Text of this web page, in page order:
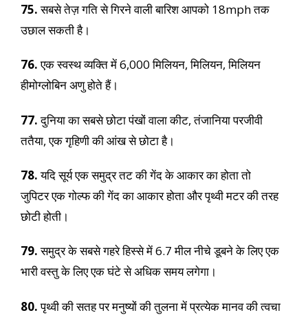
75.सबसे तेज़ गति से गिरने वाली बारिश आपको 18mph तक
उछाल सकती है।
76.एक स्वस्थ व्यक्ति में 6,000 मिलियन, मिलियन, मिलियन
हीमोग्लोबिन अणु होते हैं।
77.दुनिया का सबसे छोटा पंखों वाला कीट, तंजानिया परजीवी
ततैया, एक गृहिणी की आंख से छोटा है।
78.यदि सूर्य एक समुद्र तट की गेंद के आकार का होता तो
जुपिटर एक गोल्फ की गेंद का आकार होता और पृथ्वी मटर की तरह
छोटी होती।
79.समुद्र के सबसे गहरे हिस्से में 6.7 मील नीचे डूबने के लिए एक
भारी वस्तु के लिए एक घंटे से अधिक समय लगेगा।
80.पृथ्वी की सतह पर मनुष्यों की तुलना में प्रत्येक मानव की त्वचा